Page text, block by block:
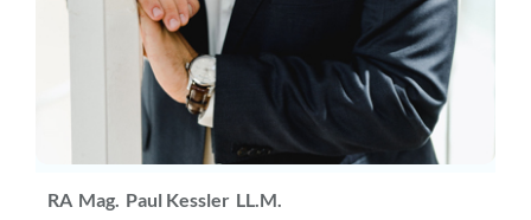
RA Mag. Paul Kessler LL.M.